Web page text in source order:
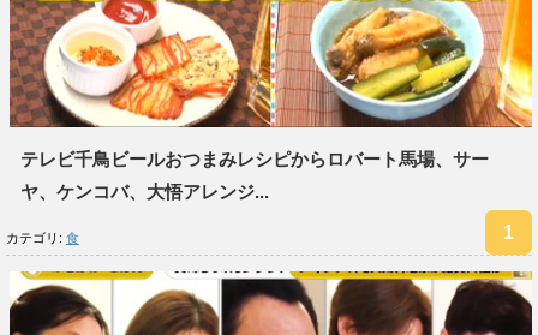
テレビ千鳥ビールおつまみレシピからロバート馬場、サー
ヤ、ケンコバ、大悟アレンジ...
カテゴリ: 食